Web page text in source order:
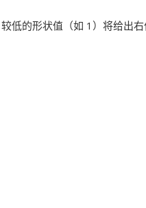
低的形状值（如 1）将给出